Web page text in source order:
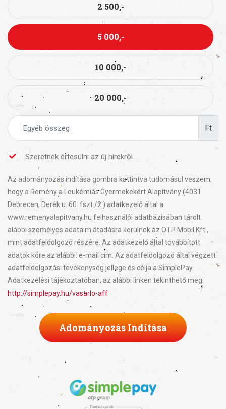
2 500,-
5 000,-
10 000,-
20 000,-
Ft
Szeretnék értesülni az új hírekről
Az adományozás indítása gombra kattintva tudomásul veszem,
hogy a Remény a Leukémiás Gyermekekért Alapítvány (4031
Debrecen, Derék u. 60. fszt./2.) adatkezelő által a
www.remenyalapitvany.hu felhasználói adatbázisában tárolt
alábbi személyes adataim átadásra kerülnek az OTP Mobil Kft.,
mint adatfeldolgozó részére. Az adatkezelő által továbbított
adatok köre az alábbi: e-mail cím. Az adatfeldolgozó által végzett
adatfeldolgozási tevékenység jellege és célja a SimplePay
Adatkezelési tájékoztatóban, az alábbi linken tekinthető meg:
http://simplepay.hu/vasarlo-aff
Adományozás Indítása